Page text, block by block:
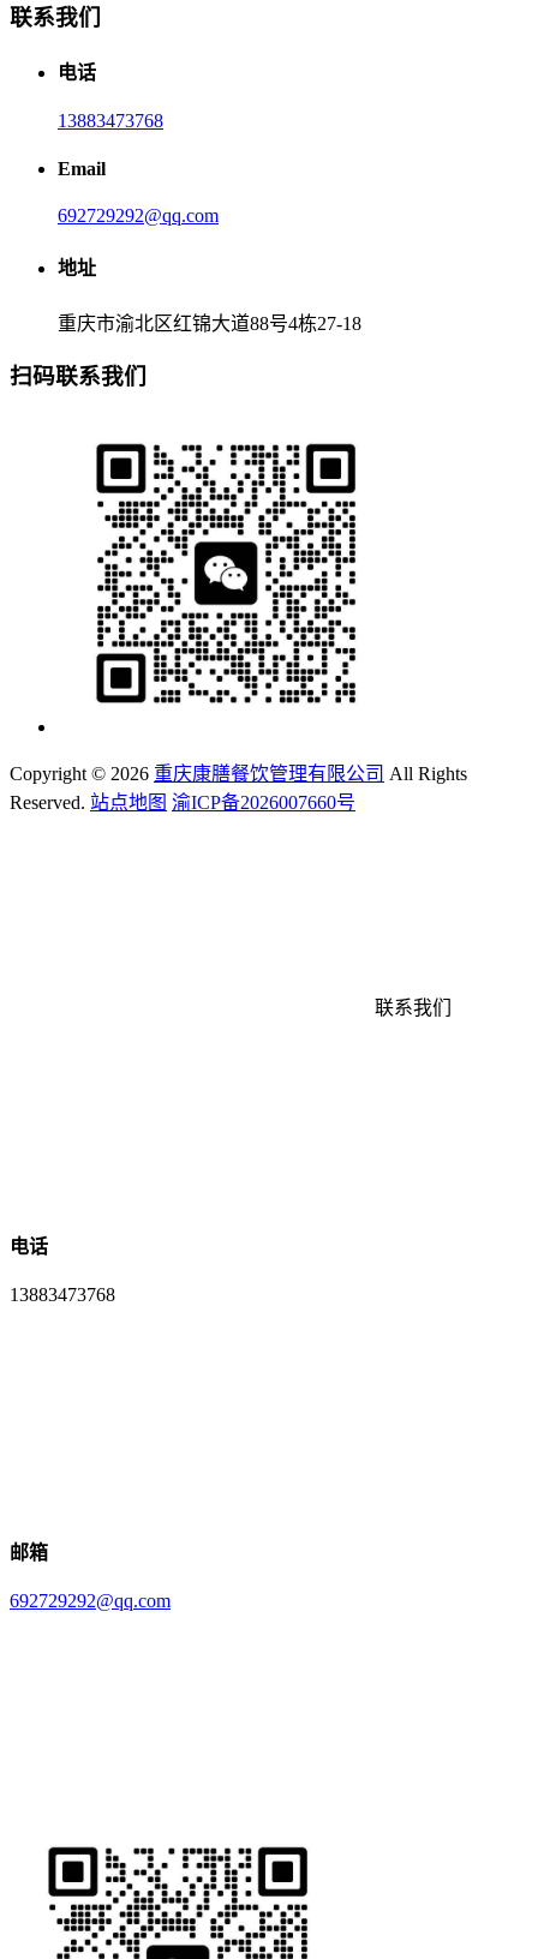
联系我们
电话
13883473768
Email
692729292@qq.com
地址
重庆市渝北区红锦大道88号4栋27-18
扫码联系我们
Copyright © 2026 重庆康膳餐饮管理有限公司 All Rights
Reserved. 站点地图 渝ICP备2026007660号
联系我们
电话
13883473768
邮箱
692729292@qq.com